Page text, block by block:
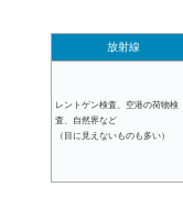
放射線
レントゲン検査、空港の荷物検
査、自然界など
（目に見えないものも多い）